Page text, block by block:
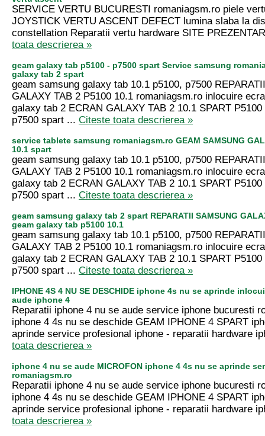
SERVICE VERTU BUCURESTI romaniagsm.ro piele
JOYSTICK VERTU ASCENT DEFECT lumina slaba la
constellation Reparatii vertu hardware SITE
toata descrierea »
geam galaxy tab p5100 - p7500 spart Service samsung
galaxy tab 2 spart
geam samsung galaxy tab 10.1 p5100, p7500
GALAXY TAB 2 P5100 10.1 romaniagsm.ro inlocuire
galaxy tab 2 ECRAN GALAXY TAB 2 10.1 SPART
p7500 spart ... Citeste toata descrierea »
service tablete samsung romaniagsm.ro GEAM SAMSUNG
10.1 spart
geam samsung galaxy tab 10.1 p5100, p7500
GALAXY TAB 2 P5100 10.1 romaniagsm.ro inlocuire
galaxy tab 2 ECRAN GALAXY TAB 2 10.1 SPART
p7500 spart ... Citeste toata descrierea »
geam samsung galaxy tab 2 spart REPARATII SAMSUNG
geam galaxy tab p5100 10.1
geam samsung galaxy tab 10.1 p5100, p7500
GALAXY TAB 2 P5100 10.1 romaniagsm.ro inlocuire
galaxy tab 2 ECRAN GALAXY TAB 2 10.1 SPART
p7500 spart ... Citeste toata descrierea »
IPHONE 4S 4 NU SE DESCHIDE iphone 4s nu se aprinde
aude iphone 4
Reparatii iphone 4 nu se aude service iphone bucuresti
iphone 4 4s nu se deschide GEAM IPHONE 4 SPART
aprinde service profesional iphone - reparatii hardware
toata descrierea »
iphone 4 nu se aude MICROFON iphone 4 4s nu se aprinde
romaniagsm.ro
Reparatii iphone 4 nu se aude service iphone bucuresti
iphone 4 4s nu se deschide GEAM IPHONE 4 SPART
aprinde service profesional iphone - reparatii hardware
toata descrierea »